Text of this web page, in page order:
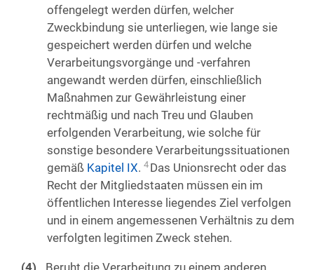
offengelegt werden dürfen, welcher
Zweckbindung sie unterliegen, wie lange sie
gespeichert werden dürfen und welche
Verarbeitungsvorgänge und -verfahren
angewandt werden dürfen, einschließlich
Maßnahmen zur Gewährleistung einer
rechtmäßig und nach Treu und Glauben
erfolgenden Verarbeitung, wie solche für
sonstige besondere Verarbeitungssituationen
gemäß Kapitel IX. 4 Das Unionsrecht oder das
Recht der Mitgliedstaaten müssen ein im
öffentlichen Interesse liegendes Ziel verfolgen
und in einem angemessenen Verhältnis zu dem
verfolgten legitimen Zweck stehen.
Beruht die Verarbeitung zu einem anderen